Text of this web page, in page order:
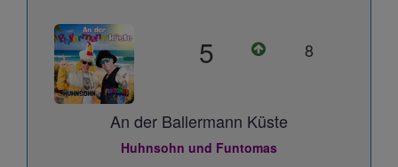
5 8
An der Ballermann Küste
Huhnsohn und Funtomas